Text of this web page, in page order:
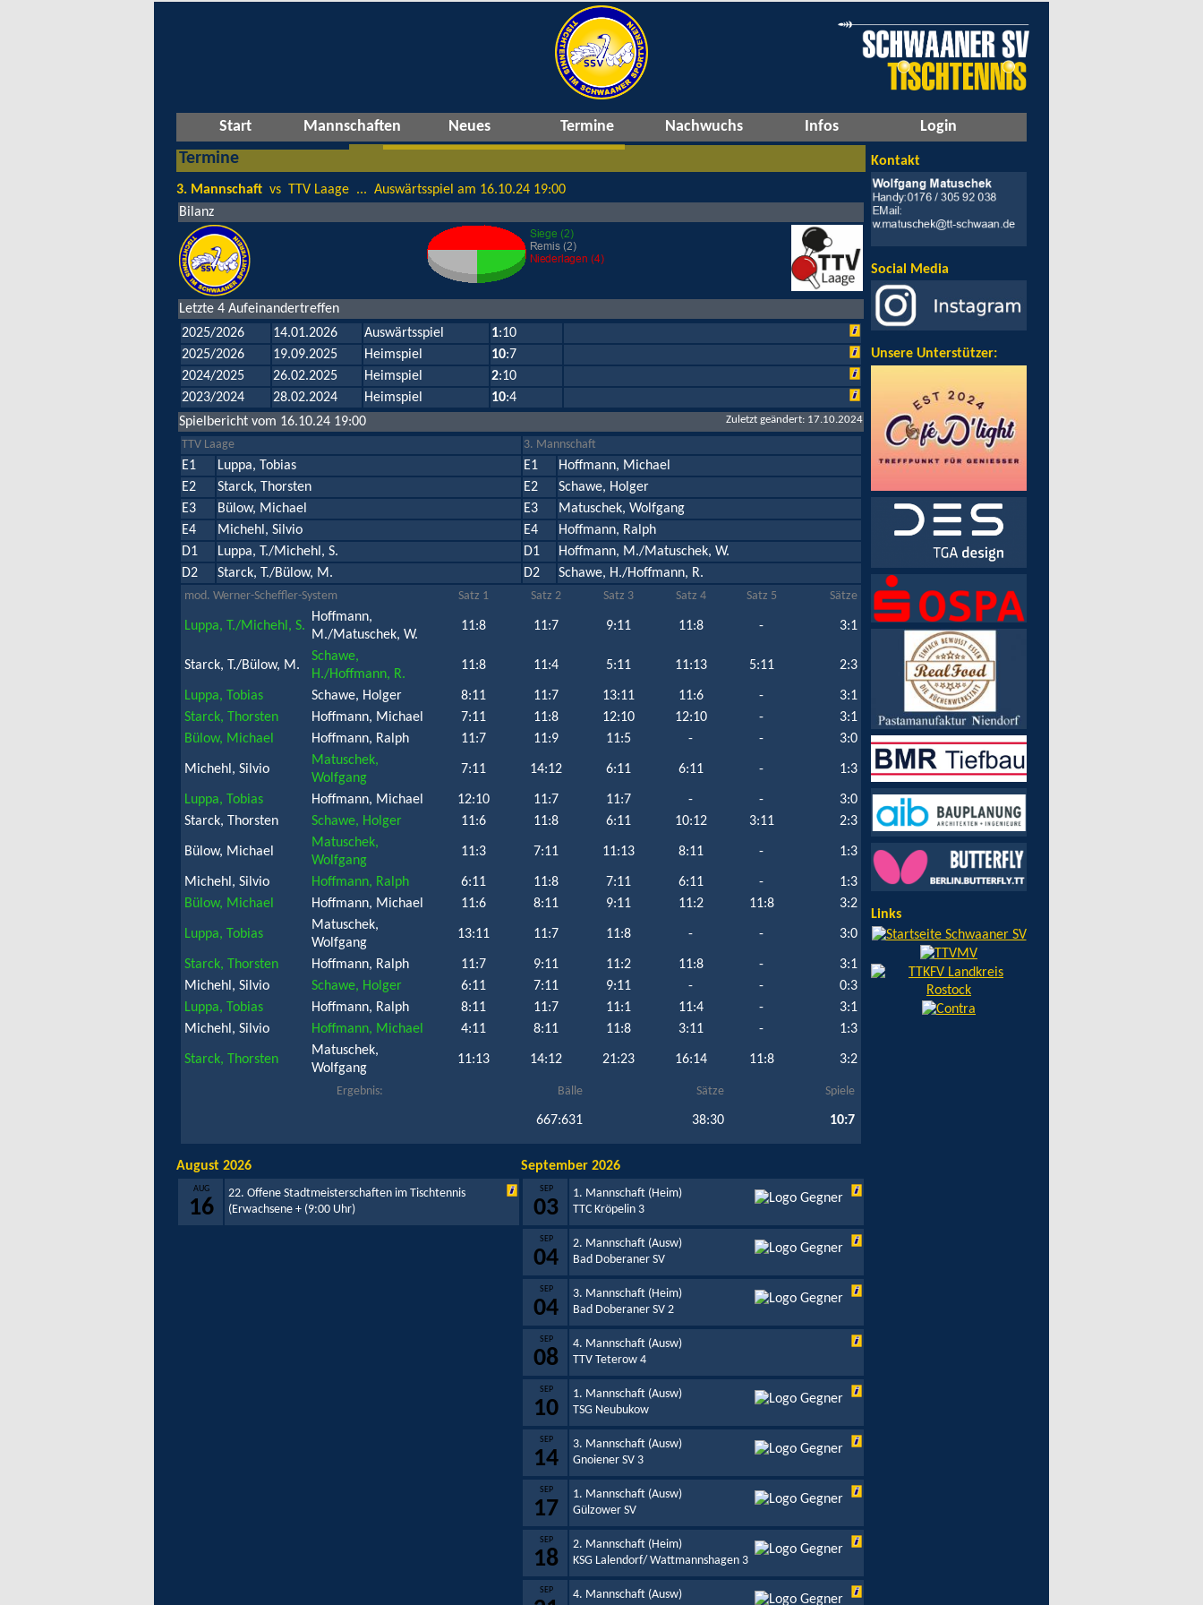
Start Mannschaften Neues Termine Nachwuchs Infos Login
Termine
3. Mannschaft vs TTV Laage ... Auswärtsspiel am 16.10.24 19:00
Bilanz
Letzte 4 Aufeinandertreffen
2025/2026
14.01.2026 Auswärtsspiel 1:10
2025/2026
19.09.2025 Heimspiel 10:7
2024/2025
26.02.2025 Heimspiel 2:10
2023/2024
28.02.2024 Heimspiel 10:4
Spielbericht vom 16.10.24 19:00
Zuletzt geändert: 17.10.2024
TTV Laage 3. Mannschaft
E1 Luppa, Tobias E1
Hoffmann, Michael
E2
Starck, Thorsten E2
Schawe, Holger
E3
Bülow, Michael E3
Matuschek, Wolfgang
E4
Michehl, Silvio E4
Hoffmann, Ralph
D1
Luppa, T./Michehl, S. D1
Hoffmann, M./Matuschek, W.
D2
Starck, T./Bülow, M. D2 Schawe, H./Hoffmann, R.
mod. Werner-Scheffler-System Satz 1 Satz 2 Satz 3 Satz 4 Satz 5 Sätze
Luppa, T./Michehl, S.
Hoffmann,
M./Matuschek, W.
11:8 11:7 9:11 11:8 - 3:1
Starck, T./Bülow, M.
Schawe,
H./Hoffmann, R.
11:8 11:4 5:11 11:13 5:11 2:3
Luppa, Tobias Schawe, Holger 8:11 11:7 13:11 11:6 -
3:1
Starck, Thorsten
Hoffmann, Michael 7:11 11:8 12:10 12:10 -
3:1
Bülow, Michael
Hoffmann, Ralph 11:7 11:9 11:5 - - 3:0
Michehl, Silvio
Matuschek,
Wolfgang
7:11 14:12 6:11 6:11 - 1:3
Luppa, Tobias Hoffmann, Michael 12:10 11:7 11:7 - -
3:0
Starck, Thorsten
Schawe, Holger 11:6 11:8 6:11 10:12 3:11 2:3
Bülow, Michael
Matuschek,
Wolfgang
11:3 7:11 11:13 8:11 - 1:3
Michehl, Silvio Hoffmann, Ralph 6:11 11:8 7:11 6:11 -
1:3
Bülow, Michael
Hoffmann, Michael 11:6 8:11 9:11 11:2 11:8 3:2
Luppa, Tobias
Matuschek,
Wolfgang
13:11 11:7 11:8 - - 3:0
Starck, Thorsten Hoffmann, Ralph 11:7 9:11 11:2 11:8 -
3:1
Michehl, Silvio
Schawe, Holger 6:11 7:11 9:11 - -
0:3
Luppa, Tobias
Hoffmann, Ralph 8:11 11:7 11:1 11:4 -
3:1
Michehl, Silvio
Hoffmann, Michael 4:11 8:11 11:8 3:11 - 1:3
Starck, Thorsten
Matuschek,
Wolfgang
11:13 14:12 21:23 16:14 11:8 3:2
Ergebnis: Bälle Sätze Spiele
667:631 38:30 10:7
August 2026
AUG
16
22. Offene Stadtmeisterschaften im Tischtennis
(Erwachsene + (9:00 Uhr)
September 2026
SEP
03
1. Mannschaft (Heim)
TTC Kröpelin 3
SEP
04
2. Mannschaft (Ausw)
Bad Doberaner SV
SEP
04
3. Mannschaft (Heim)
Bad Doberaner SV 2
SEP
08
4. Mannschaft (Ausw)
TTV Teterow 4
SEP
10
1. Mannschaft (Ausw)
TSG Neubukow
SEP
14
3. Mannschaft (Ausw)
Gnoiener SV 3
SEP
17
1. Mannschaft (Ausw)
Gülzower SV
SEP
18
2. Mannschaft (Heim)
KSG Lalendorf/ Wattmannshagen 3
SEP
4. Mannschaft (Ausw)
Kontakt
Social Media
Unsere Unterstützer:
Links